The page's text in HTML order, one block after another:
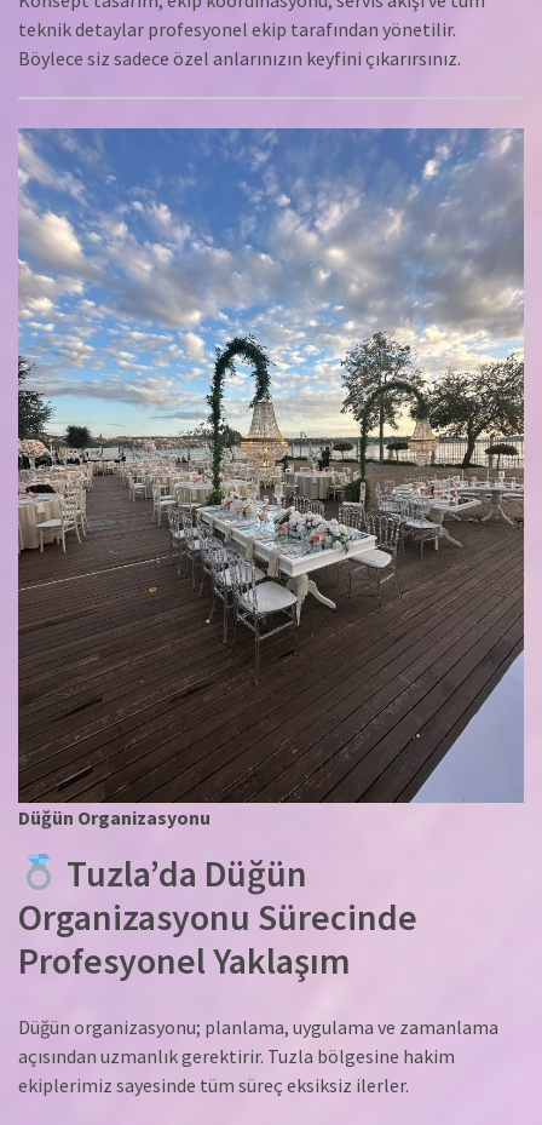
teknik detaylar profesyonel ekip tarafından yönetilir.
Böylece siz sadece özel anlarınızın keyfini çıkarırsınız.
Düğün Organizasyonu
Tuzla’da Düğün
Organizasyonu Sürecinde
Profesyonel Yaklaşım
Düğün organizasyonu; planlama, uygulama ve zamanlama
açısından uzmanlık gerektirir. Tuzla bölgesine hakim
ekiplerimiz sayesinde tüm süreç eksiksiz ilerler.